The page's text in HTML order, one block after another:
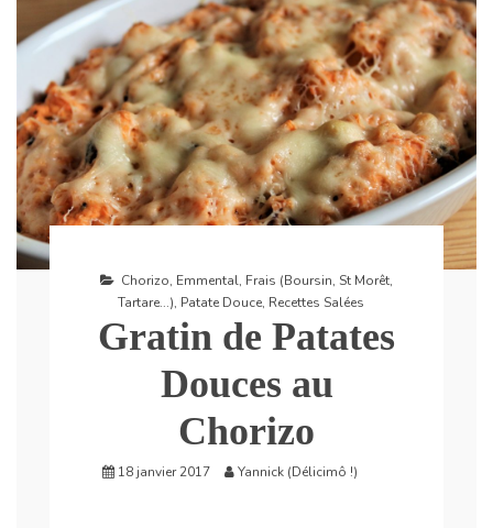
Chorizo, Emmental, Frais (Boursin, St Morêt,
Tartare...), Patate Douce, Recettes Salées
Gratin de Patates
Douces au
Chorizo
18 janvier 2017 Yannick (Délicimô !)